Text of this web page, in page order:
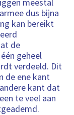
dus bijna
kan bereikt
de
geheel
verdeeld. Dit
de ene kant
kant dat
te veel aan